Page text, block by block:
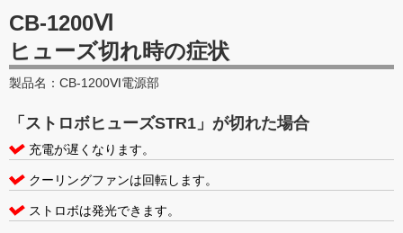
CB-1200Ⅵ
ヒューズ切れ時の症状
製品名：CB-1200Ⅵ電源部
「ストロボヒューズSTR1」が切れた場合
充電が遅くなります。
クーリングファンは回転します。
ストロボは発光できます。